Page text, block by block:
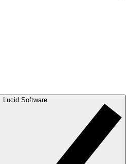
Lucid Software